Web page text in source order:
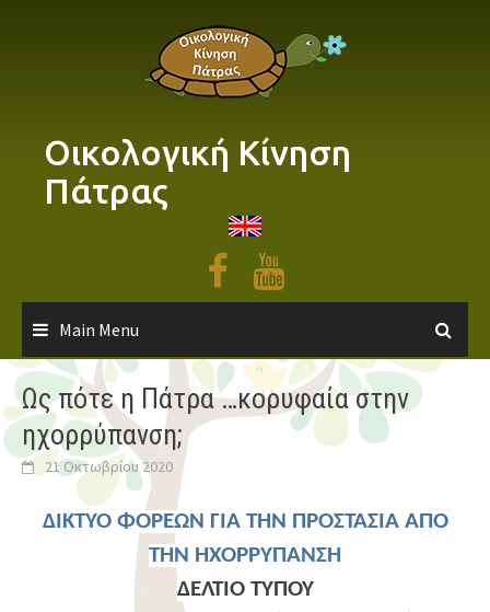
Οικολογική Κίνηση
Πάτρας
Main Menu
Ως πότε η Πάτρα …κορυφαία στην
ηχορρύπανση;
21 Οκτωβρίου 2020
ΔΙΚΤΥΟ ΦΟΡΕΩΝ ΓΙΑ ΤΗΝ ΠΡΟΣΤΑΣΙΑ ΑΠΟ
ΤΗΝ ΗΧΟΡΡΥΠΑΝΣΗ
ΔΕΛΤΙΟ ΤΥΠΟΥ